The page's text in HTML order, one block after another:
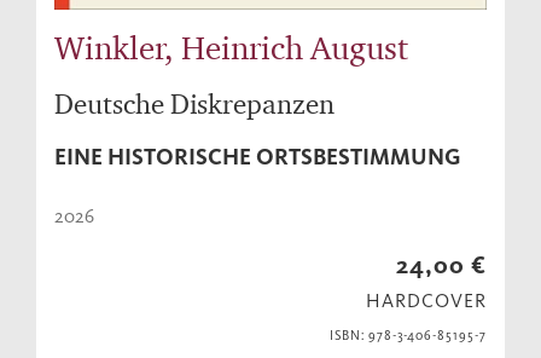
Winkler, Heinrich August
Deutsche Diskrepanzen
EINE HISTORISCHE ORTSBESTIMMUNG
2026
24,00 €
HARDCOVER
ISBN: 978-3-406-85195-7